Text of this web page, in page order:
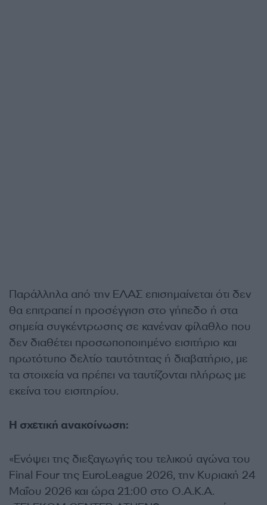
Παράλληλα από την ΕΛΑΣ επισημαίνεται ότι δεν
θα επιτραπεί η προσέγγιση στο γήπεδο ή στα
σημεία συγκέντρωσης σε κανέναν φίλαθλο που
δεν διαθέτει προσωποποιημένο εισιτήριο και
πρωτότυπο δελτίο ταυτότητας ή διαβατήριο, με
τα στοιχεία να πρέπει να ταυτίζονται πλήρως με
εκείνα του εισιτηρίου.
Η σχετική ανακοίνωση:
«Ενόψει της διεξαγωγής του τελικού αγώνα του
Final Four της EuroLeague 2026, την Κυριακή 24
Μαΐου 2026 και ώρα 21:00 στο Ο.Α.Κ.Α.